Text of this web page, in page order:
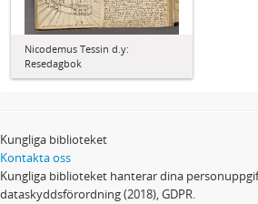
Nicodemus Tessin d.y:
Resedagbok
Kungliga biblioteket
Kontakta oss
Kungliga biblioteket hanterar dina
dataskyddsförordning (2018), GDPR.